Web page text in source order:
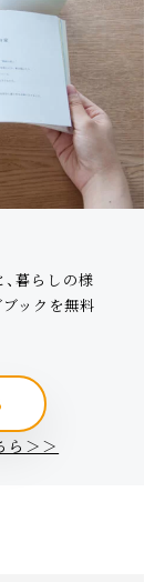
暮らしの様
ックを無料
ら＞＞